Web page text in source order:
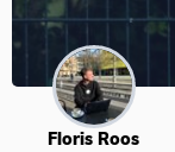
Floris Roos